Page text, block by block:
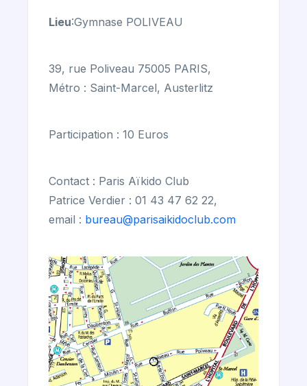
Lieu:Gymnase POLIVEAU
39, rue Poliveau 75005 PARIS,
Métro : Saint-Marcel, Austerlitz
Participation : 10 Euros
Contact : Paris Aïkido Club
Patrice Verdier : 01 43 47 62 22,
email : bureau@parisaikidoclub.com